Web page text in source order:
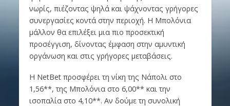
νωρίς, πιέζοντας ψηλά και ψάχνοντας γρήγορες
συνεργασίες κοντά στην περιοχή. Η Μπολόνια
μάλλον θα επιλέξει μια πιο προσεκτική
προσέγγιση, δίνοντας έμφαση στην αμυντική
οργάνωση και στις γρήγορες μεταβάσεις.
Η NetBet προσφέρει τη νίκη της Νάπολι στο
1,56**, της Μπολόνια στο 6,00** και την
ισοπαλία στο 4,10**. Αν δούμε τη συνολική